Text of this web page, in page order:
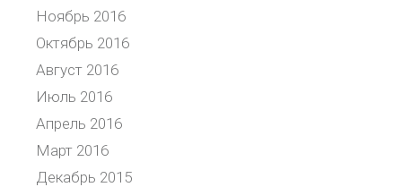
Ноябрь 2016
Октябрь 2016
Август 2016
Июль 2016
Апрель 2016
Март 2016
Декабрь 2015